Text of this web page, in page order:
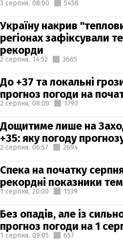
3 серпня, 08:00 5458
Україну накрив
регіонах зафіксували
рекорди
2 серпня, 14:52 3665
До +37 та локальні
прогноз погоди на
2 серпня, 08:00 1793
Дощитиме лише на
+35: яку погоду
2 серпня, 06:57 2694
Спека на початку
рекордні показники
1 серпня, 20:00 1539
Без опадів, але із
прогноз погоди на 1
1 серпня, 09:05 657